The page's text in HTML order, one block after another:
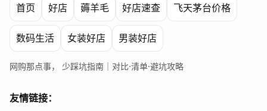
首页 好店 薅羊毛 好店速查 飞天茅台价格
数码生活 女装好店 男装好店
网购那点事， 少踩坑指南｜对比·清单·避坑攻略
友情链接：